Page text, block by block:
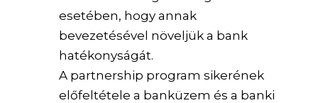
esetében, hogy annak
bevezetésével növeljük a bank
hatékonyságát.
A partnership program sikerének
előfeltétele a banküzem és a banki